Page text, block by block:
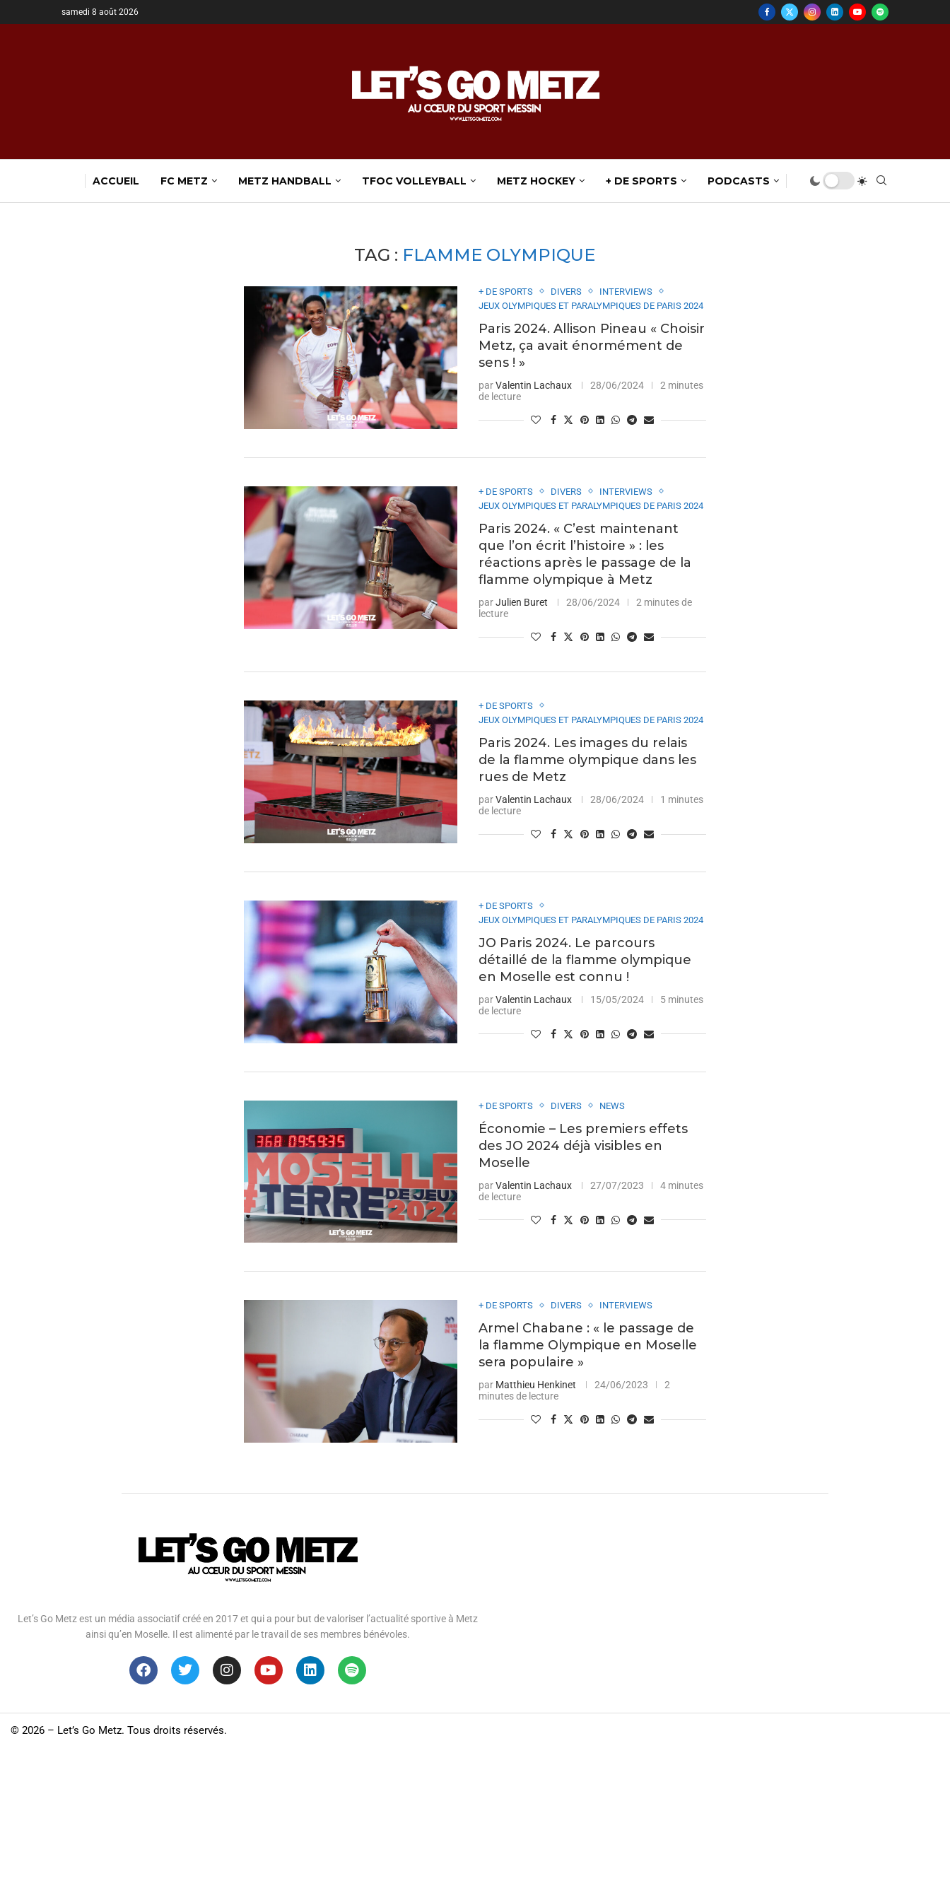
samedi 8 août 2026
ACCUEIL FC METZ METZ HANDBALL TFOC VOLLEYBALL METZ HOCKEY + DE SPORTS PODCASTS
TAG : FLAMME OLYMPIQUE
+ DE SPORTS DIVERS
INTERVIEWS
JEUX OLYMPIQUES ET PARALYMPIQUES DE PARIS 2024
Paris 2024. Allison Pineau « Choisir
Metz, ça avait énormément de
sens ! »
parValentin Lachaux 28/06/2024
2 minutes
de lecture
+ DE SPORTS DIVERS
INTERVIEWS
JEUX OLYMPIQUES ET PARALYMPIQUES DE PARIS 2024
Paris 2024. « C’est maintenant
que l’on écrit l’histoire » : les
réactions après le passage de la
flamme olympique à Metz
parJulien Buret 28/06/2024
2 minutes de
lecture
+ DE SPORTS
JEUX OLYMPIQUES ET PARALYMPIQUES DE PARIS 2024
Paris 2024. Les images du relais
de la flamme olympique dans les
rues de Metz
parValentin Lachaux 28/06/2024
1 minutes
de lecture
+ DE SPORTS
JEUX OLYMPIQUES ET PARALYMPIQUES DE PARIS 2024
JO Paris 2024. Le parcours
détaillé de la flamme olympique
en Moselle est connu !
parValentin Lachaux 15/05/2024
5 minutes
de lecture
+ DE SPORTS DIVERS NEWS
Économie – Les premiers effets
des JO 2024 déjà visibles en
Moselle
parValentin Lachaux 27/07/2023
4 minutes
de lecture
+ DE SPORTS DIVERS INTERVIEWS
Armel Chabane : « le passage de
la flamme Olympique en Moselle
sera populaire »
par Matthieu Henkinet 24/06/2023
2
minutes de lecture
Let’s Go Metz est un média associatif créé en 2017 et qui a pour but de valoriser l’actualité sportive à Metz
ainsi qu’en Moselle. Il est alimenté par le travail de ses membres bénévoles.
© 2026 – Let’s Go Metz. Tous droits réservés.